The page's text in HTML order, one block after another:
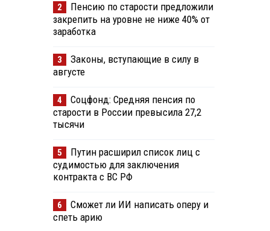
2
Пенсию по старости предложили
закрепить на уровне не ниже 40% от
заработка
3
Законы, вступающие в силу в
августе
4
Соцфонд: Средняя пенсия по
старости в России превысила 27,2
тысячи
5
Путин расширил список лиц с
судимостью для заключения
контракта с ВС РФ
6
Сможет ли ИИ написать оперу и
спеть арию